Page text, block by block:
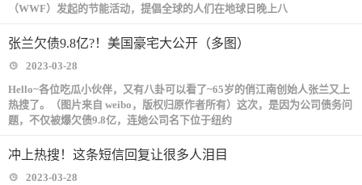
（WWF）发起的节能活动，提倡全球的人们在地球日晚上八
张兰欠债9.8亿?！美国豪宅大公开（多图）
2023-03-28
Hello~各位吃瓜小伙伴，又有八卦可以看了~65岁的俏江南创始人张兰又上
热搜了。（图片来自 weibo，版权归原作者所有）这次，是因为公司债务问
题，不仅被爆欠债9.8亿，连她公司名下位于纽约
冲上热搜！这条短信回复让很多人泪目
2023-03-28